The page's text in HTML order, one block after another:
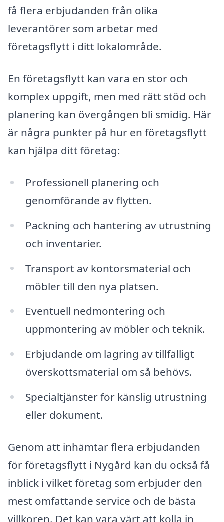
få flera erbjudanden från olika
leverantörer som arbetar med
företagsflytt i ditt lokalområde.
En företagsflytt kan vara en stor och
komplex uppgift, men med rätt stöd och
planering kan övergången bli smidig. Här
är några punkter på hur en företagsflytt
kan hjälpa ditt företag:
Professionell planering och
genomförande av flytten.
Packning och hantering av utrustning
och inventarier.
Transport av kontorsmaterial och
möbler till den nya platsen.
Eventuell nedmontering och
uppmontering av möbler och teknik.
Erbjudande om lagring av tillfälligt
överskottsmaterial om så behövs.
Specialtjänster för känslig utrustning
eller dokument.
Genom att inhämtar flera erbjudanden
för företagsflytt i Nygård kan du också få
inblick i vilket företag som erbjuder den
mest omfattande service och de bästa
villkoren. Det kan vara värt att kolla in